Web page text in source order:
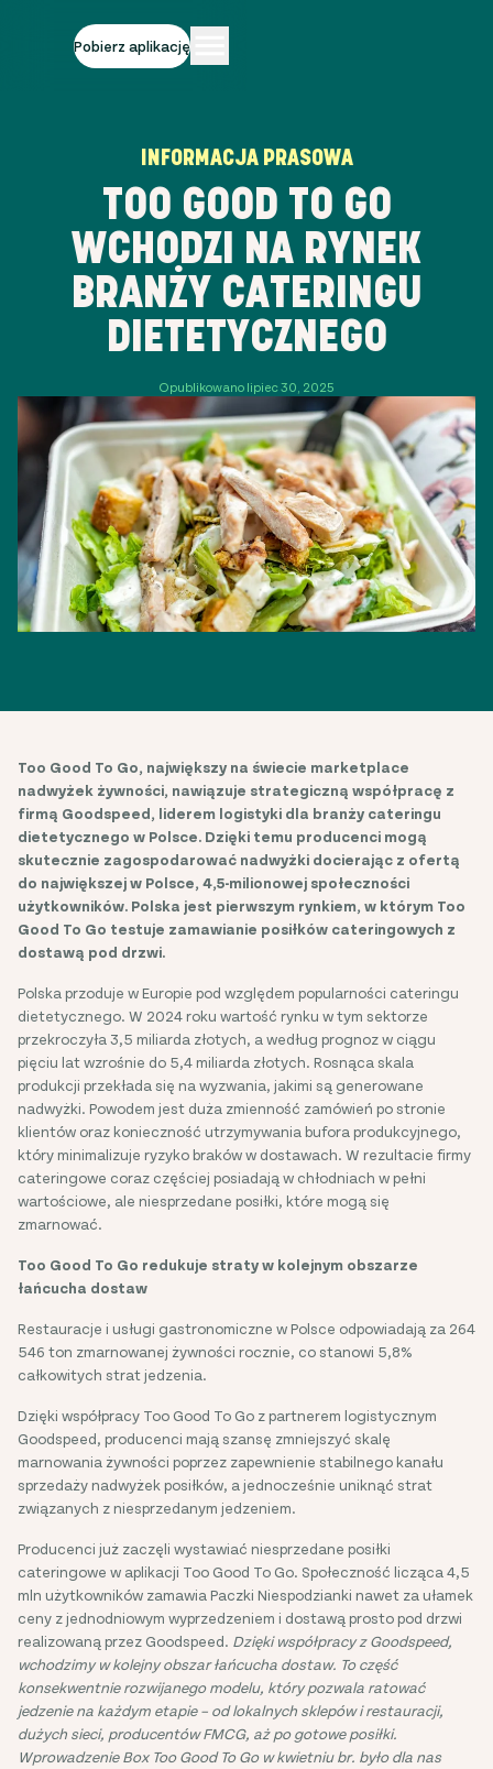
Pobierz aplikację
INFORMACJA PRASOWA
TOO GOOD TO GO
WCHODZI NA RYNEK
BRANŻY CATERINGU
DIETETYCZNEGO
Opublikowano lipiec 30, 2025
Too Good To Go, największy na świecie marketplace
nadwyżek żywności, nawiązuje strategiczną współpracę z
firmą Goodspeed, liderem logistyki dla branży cateringu
dietetycznego w Polsce. Dzięki temu producenci mogą
skutecznie zagospodarować nadwyżki docierając z ofertą
do największej w Polsce, 4,5-milionowej społeczności
użytkowników. Polska jest pierwszym rynkiem, w którym Too
Good To Go testuje zamawianie posiłków cateringowych z
dostawą pod drzwi.
Polska przoduje w Europie pod względem popularności cateringu
dietetycznego. W 2024 roku wartość rynku w tym sektorze
przekroczyła 3,5 miliarda złotych, a według prognoz w ciągu
pięciu lat wzrośnie do 5,4 miliarda złotych. Rosnąca skala
produkcji przekłada się na wyzwania, jakimi są generowane
nadwyżki. Powodem jest duża zmienność zamówień po stronie
klientów oraz konieczność utrzymywania bufora produkcyjnego,
który minimalizuje ryzyko braków w dostawach. W rezultacie firmy
cateringowe coraz częściej posiadają w chłodniach w pełni
wartościowe, ale niesprzedane posiłki, które mogą się
zmarnować.
Too Good To Go redukuje straty w kolejnym obszarze
łańcucha dostaw
Restauracje i usługi gastronomiczne w Polsce odpowiadają za 264
546 ton zmarnowanej żywności rocznie, co stanowi 5,8%
całkowitych strat jedzenia.
Dzięki współpracy Too Good To Go z partnerem logistycznym
Goodspeed, producenci mają szansę zmniejszyć skalę
marnowania żywności poprzez zapewnienie stabilnego kanału
sprzedaży nadwyżek posiłków, a jednocześnie uniknąć strat
związanych z niesprzedanym jedzeniem.
Producenci już zaczęli wystawiać niesprzedane posiłki
cateringowe w aplikacji Too Good To Go. Społeczność licząca 4,5
mln użytkowników zamawia Paczki Niespodzianki nawet za ułamek
ceny z jednodniowym wyprzedzeniem i dostawą prosto pod drzwi
realizowaną przez Goodspeed. Dzięki współpracy z Goodspeed,
wchodzimy w kolejny obszar łańcucha dostaw. To część
konsekwentnie rozwijanego modelu, który pozwala ratować
jedzenie na każdym etapie – od lokalnych sklepów i restauracji,
dużych sieci, producentów FMCG, aż po gotowe posiłki.
Wprowadzenie Box Too Good To Go w kwietniu br. było dla nas